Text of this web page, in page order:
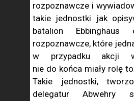
rozpoznawcze i
takie jednostki jak
batalion Ebbinghaus
rozpoznawcze, które
w przypadku akcji
nie do końca miały rolę
Takie jednostki,
delegatur Abwehry